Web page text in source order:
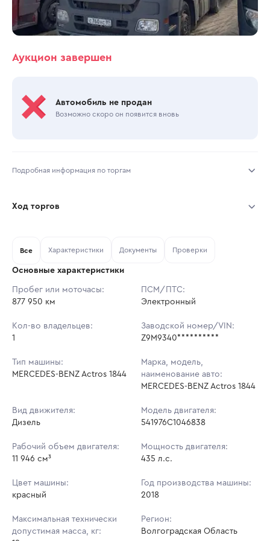
Аукцион завершен
Автомобиль не продан
Возможно скоро он появится вновь
Подробная информация по торгам
Тип аукциона: Открытые торги
Шаг торгов: 5 000 ₽
Кол-во ставок:
Ход торгов
Ставок не найдено
в аукционах
Все Характеристики Документы Проверки
Основные характеристики
Пробег или моточасы:
877 950 км
ПСМ/ПТС:
Электронный
Кол-во владельцев:
1
Заводской номер/VIN:
Z9M9340**********
Тип машины:
MERCEDES-BENZ Actros 1844
Марка, модель,
наименование авто:
MERCEDES-BENZ Actros 1844
Вид движителя:
Дизель
Модель двигателя:
541976C1046838
Рабочий объем двигателя:
11 946 см³
Мощность двигателя:
435 л.с.
Цвет машины:
красный
Год производства машины:
2018
Максимальная технически
допустимая масса, кг:
Регион:
Волгоградская Область